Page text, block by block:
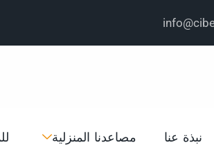
نبذة عنا مصاعدنا المنزلية